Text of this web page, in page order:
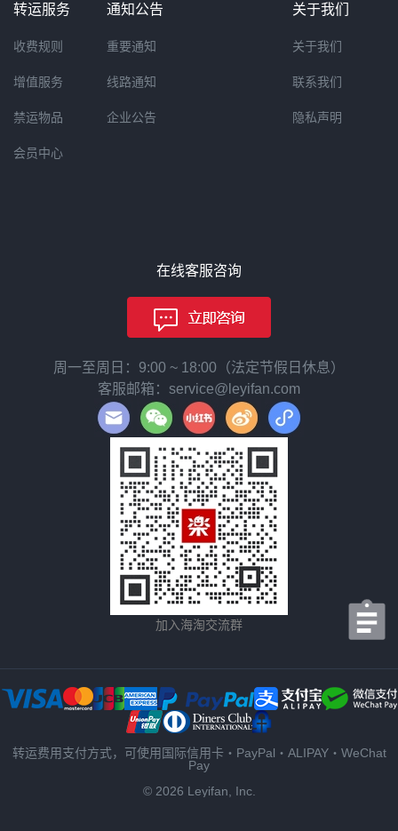
转运服务
收费规则
增值服务
禁运物品
会员中心
通知公告
重要通知
线路通知
企业公告
关于我们
关于我们
联系我们
隐私声明
在线客服咨询
周一至周日：9:00 ~ 18:00（法定节假日休息）
客服邮箱：service@leyifan.com
加入海淘交流群
转运费用支付方式，可使用国际信用卡・PayPal・ALIPAY・WeChat
Pay
© 2026 Leyifan, Inc.